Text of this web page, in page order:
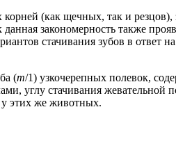
(как щечных, так и
закономерность также
стачивания зубов в
(m/1) узкочерепных полевок,
углу стачивания
этих же животных.